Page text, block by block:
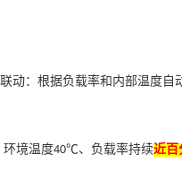
动：根据负载率和内部温度自
环境温度40℃、负载率持续近百